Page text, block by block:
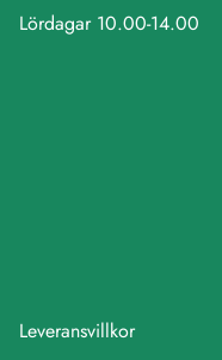
Lördagar 10.00-14.00
Leveransvillkor